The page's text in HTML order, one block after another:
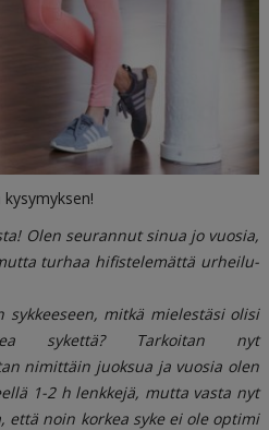
Olen seurannut sinua jo vuosia,
turhaa hifistelemättä urheilu-
mitkä mielestäsi olisi
sykettä? Tarkoitan nyt
nimittäin juoksua ja vuosia olen
1-2 h lenkkejä, mutta vasta nyt
noin korkea syke ei ole optimi